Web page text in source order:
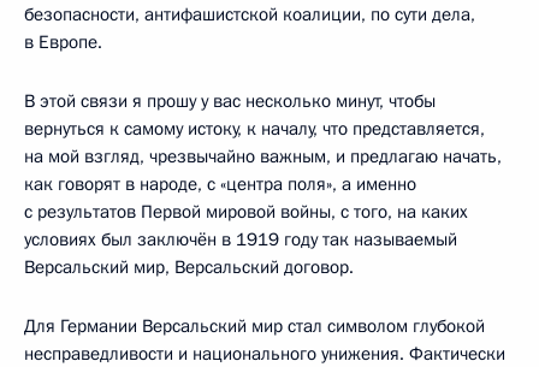
безопасности, антифашистской коалиции, по сути дела,
в Европе.
В этой связи я прошу у вас несколько минут, чтобы
вернуться к самому истоку, к началу, что представляется,
на мой взгляд, чрезвычайно важным, и предлагаю начать,
как говорят в народе, с «центра поля», а именно
с результатов Первой мировой войны, с того, на каких
условиях был заключён в 1919 году так называемый
Версальский мир, Версальский договор.
Для Германии Версальский мир стал символом глубокой
несправедливости и национального унижения. Фактически